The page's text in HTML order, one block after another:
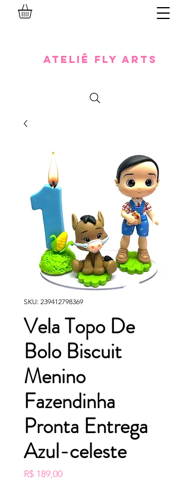
Ateliê Fly Arts
SKU: 239412798369
Vela Topo De
Bolo Biscuit
Menino
Fazendinha
Pronta Entrega
Azul-celeste
R$ 189,00Preço